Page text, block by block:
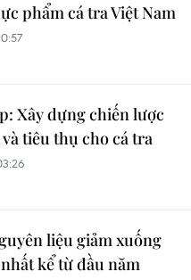
phẩm cá tra Việt Nam
Xây dựng chiến lược
tiêu thụ cho cá tra
liệu giảm xuống
kể từ đầu năm